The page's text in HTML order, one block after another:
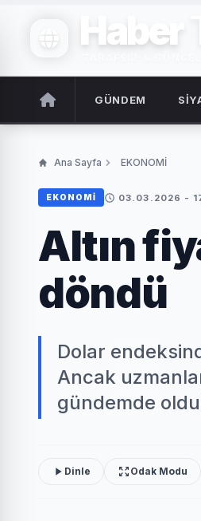
Haber
GÜNDEM
Ana Sayfa EKONOMİ
EKONOMİ 03.03.2026 -
Altın
döndü
Dolar
Ancak
gündemde
Dinle Odak Modu